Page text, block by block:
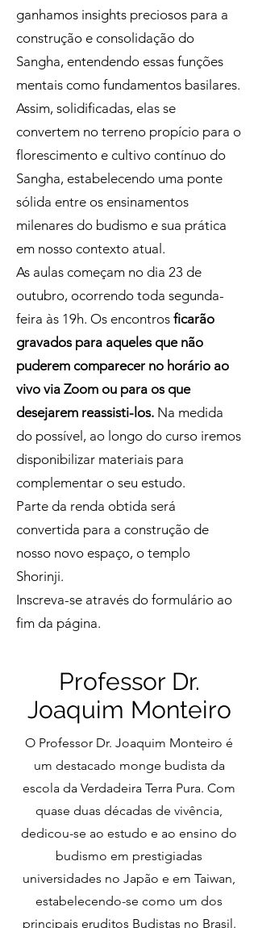
ganhamos insights preciosos para a
construção e consolidação do
Sangha, entendendo essas funções
mentais como fundamentos basilares.
Assim, solidificadas, elas se
convertem no terreno propício para o
florescimento e cultivo contínuo do
Sangha, estabelecendo uma ponte
sólida entre os ensinamentos
milenares do budismo e sua prática
em nosso contexto atual.
As aulas começam no dia 23 de
outubro, ocorrendo toda segunda-
feira às 19h. Os encontros ficarão
gravados para aqueles que não
puderem comparecer no horário ao
vivo via Zoom ou para os que
desejarem reassisti-los. Na medida
do possível, ao longo do curso iremos
disponibilizar materiais para
complementar o seu estudo.
Parte da renda obtida será
convertida para a construção de
nosso novo espaço, o templo
Shorinji.
Inscreva-se através do formulário ao
fim da página.
Professor Dr.
Joaquim Monteiro
O Professor Dr. Joaquim Monteiro é
um destacado monge budista da
escola da Verdadeira Terra Pura. Com
quase duas décadas de vivência,
dedicou-se ao estudo e ao ensino do
budismo em prestigiadas
universidades no Japão e em Taiwan,
estabelecendo-se como um dos
principais eruditos Budistas no Brasil.